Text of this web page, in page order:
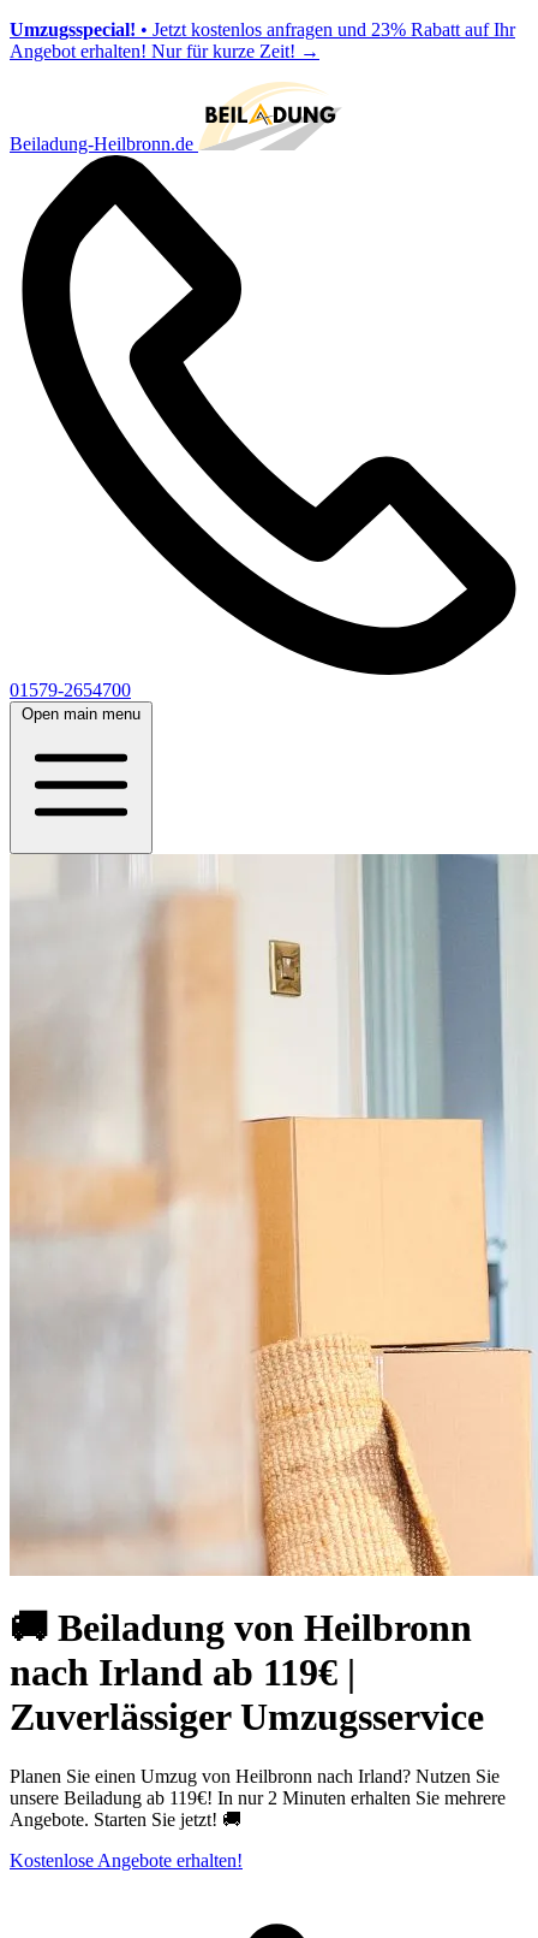
Umzugsspecial! • Jetzt kostenlos anfragen und 23% Rabatt auf Ihr
Angebot erhalten! Nur für kurze Zeit! →
Beiladung-Heilbronn.de
01579-2654700
Open main menu
🚚 Beiladung von Heilbronn
nach Irland ab 119€ |
Zuverlässiger Umzugsservice
Planen Sie einen Umzug von Heilbronn nach Irland? Nutzen Sie
unsere Beiladung ab 119€! In nur 2 Minuten erhalten Sie mehrere
Angebote. Starten Sie jetzt! 🚚
Kostenlose Angebote erhalten!